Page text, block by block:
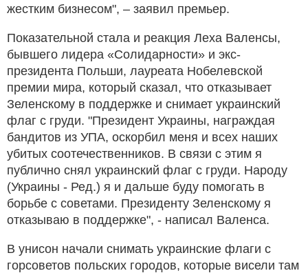
жестким бизнесом", – заявил премьер.
Показательной стала и реакция Леха Валенсы,
бывшего лидера «Солидарности» и экс-
президента Польши, лауреата Нобелевской
премии мира, который сказал, что отказывает
Зеленскому в поддержке и снимает украинский
флаг с груди. "Президент Украины, награждая
бандитов из УПА, оскорбил меня и всех наших
убитых соотечественников. В связи с этим я
публично снял украинский флаг с груди. Народу
(Украины - Ред.) я и дальше буду помогать в
борьбе с советами. Президенту Зеленскому я
отказываю в поддержке", - написал Валенса.
В унисон начали снимать украинские флаги с
горсоветов польских городов, которые висели там